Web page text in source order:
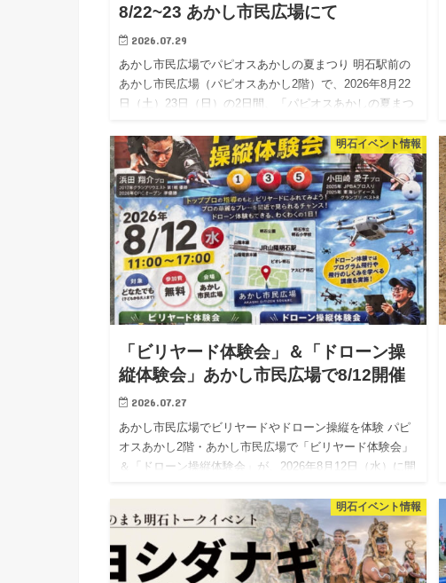
8/22~23 あかし市民広場にて
2026.07.29
あかし市民広場でパピオスあかしの夏まつり 明石駅前の
あかし市民広場（パピオスあかし2階）で、2026年8月22
日（土）23日（日）の2日間、「パピオスあかしの夏まつ
で…
明石イベント情報
「ビリヤード体験会」＆「ドローン操
縦体験会」あかし市民広場で8/12開催
2026.07.27
あかし市民広場でビリヤードやドローン操縦を体験 パピ
オスあかし2階・あかし市民広場で「ビリヤード体験会」
＆「ドローン操縦体験会」が、2026年8月12日（水）に開
明石イベント情報